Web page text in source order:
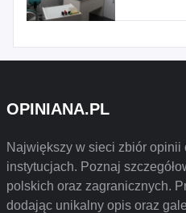
OPINIANA.PL
Największy w sieci zbiór opinii
instytucjach. Poznaj
polskich oraz zagranicznych.
dodając unikalny opis oraz